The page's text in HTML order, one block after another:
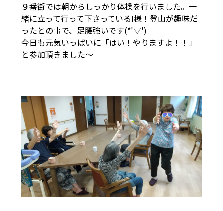
９番街では朝からしっかり体操を行いました。一
緒に立って行って下さっているI様！登山が趣味だ
ったとの事で、足腰強いです(*'▽')
今日も元気いっぱいに「はい！やりますよ！！」
と参加頂きました～